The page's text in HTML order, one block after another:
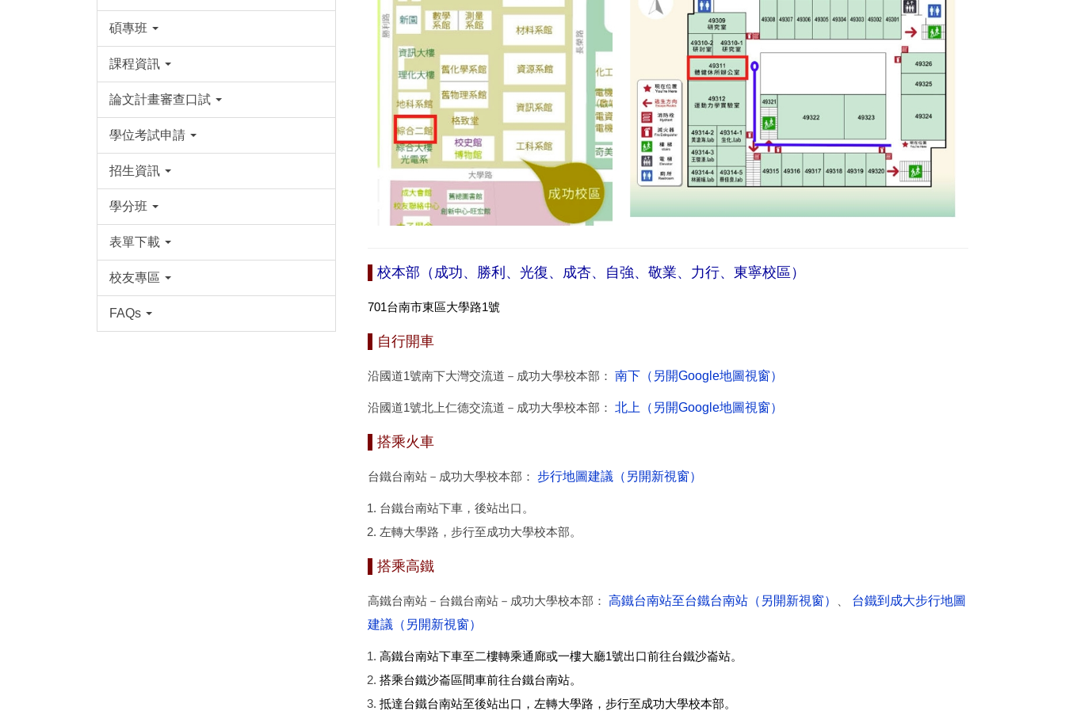
碩專班
課程資訊
論文計畫審查口試
學位考試申請
招生資訊
學分班
表單下載
校友專區
FAQs
校本部（成功、勝利、光復、成杏、自強、敬業、力行、東寧校區）
701台南市東區大學路1號
自行開車
沿國道1號南下大灣交流道－成功大學校本部： 南下（另開Google地圖視窗）
沿國道1號北上仁德交流道－成功大學校本部： 北上（另開Google地圖視窗）
搭乘火車
台鐵台南站－成功大學校本部： 步行地圖建議（另開新視窗）
台鐵台南站下車，後站出口。
左轉大學路，步行至成功大學校本部。
搭乘高鐵
高鐵台南站－台鐵台南站－成功大學校本部： 高鐵台南站至台鐵台南站（另開新視窗）
台鐵到成大步行地圖
建議（另開新視窗）
高鐵台南站下車至二樓轉乘通廊或一樓大廳1號出口前往台鐵沙崙站。
搭乘台鐵沙崙區間車前往台鐵台南站。
抵達台鐵台南站至後站出口，左轉大學路，步行至成功大學校本部。